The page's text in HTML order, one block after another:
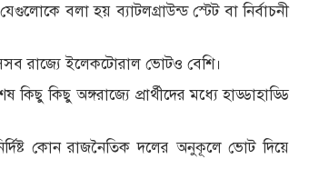
বলা হয় ব্যাটলগ্রাউন্ড স্টেট বা নির্বাচনী
রাজ্যে ইলেকটোরাল ভোটও বেশি।
কিছু অঙ্গরাজ্যে প্রার্থীদের মধ্যে হাড্ডাহাড্ডি
কোন রাজনৈতিক দলের অনুকূলে ভোট দিয়ে